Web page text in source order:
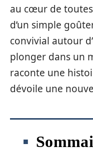
au cœur de toutes
d’un simple
convivial autour
plonger dans un
raconte une
dévoile une